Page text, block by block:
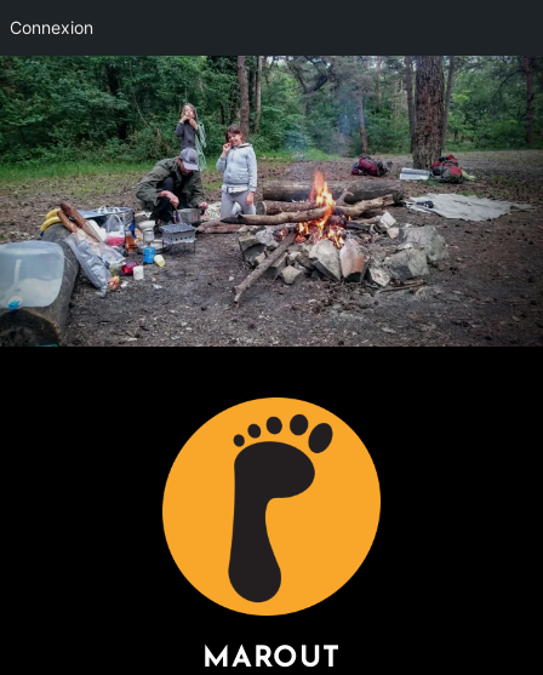
Connexion
MAROUT